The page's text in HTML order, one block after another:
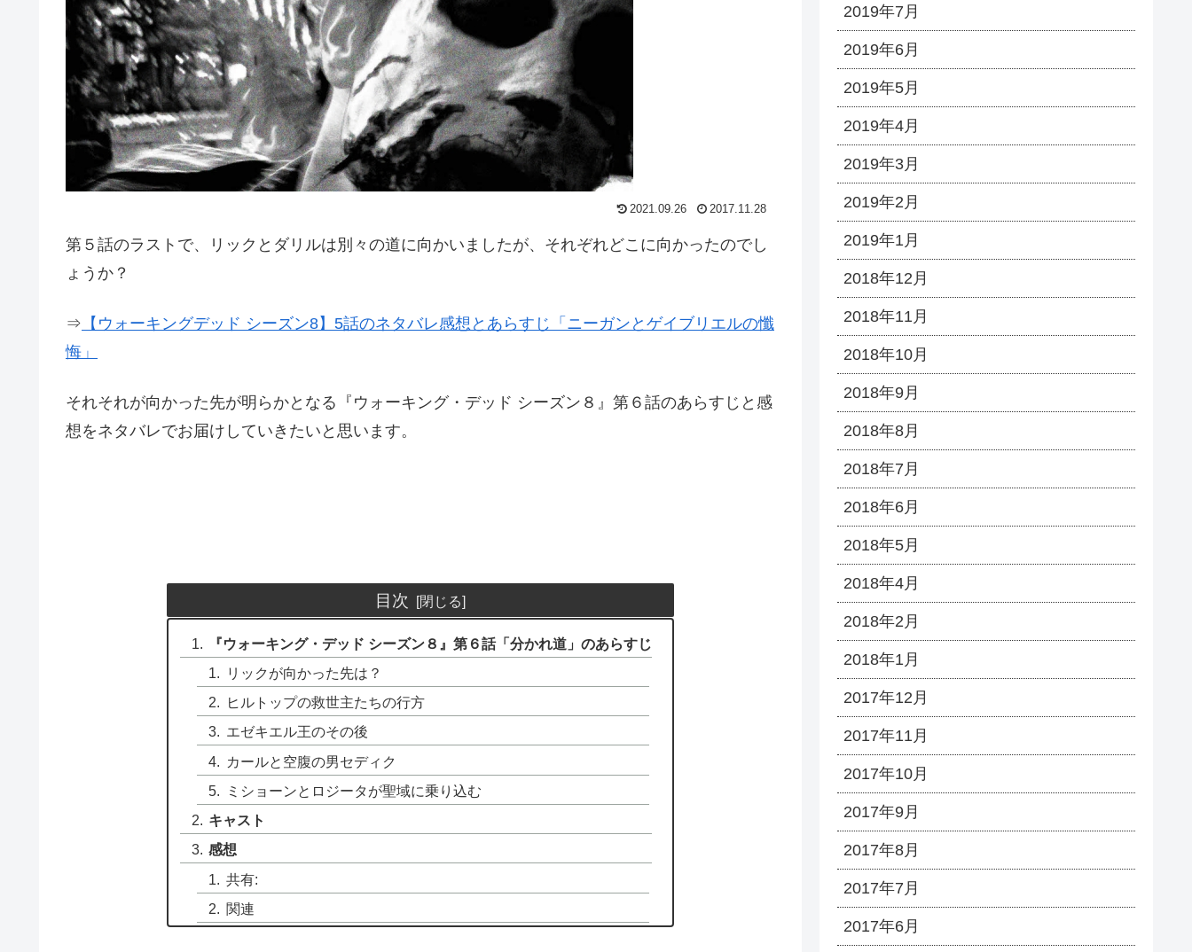
2021.09.26 2017.11.28
第５話のラストで、リックとダリルは別々の道に向かいましたが、それぞれどこに向かったのでし
ょうか？
⇒ 【ウォーキングデッド シーズン8】5話のネタバレ感想とあらすじ「ニーガンとゲイブリエルの懺
悔」
それそれが向かった先が明らかとなる『ウォーキング・デッド シーズン８』第６話のあらすじと感
想をネタバレでお届けしていきたいと思います。
目次
『ウォーキング・デッド シーズン８』第６話「分かれ道」のあらすじ
リックが向かった先は？
ヒルトップの救世主たちの行方
エゼキエル王のその後
カールと空腹の男セディク
ミショーンとロジータが聖域に乗り込む
キャスト
感想
共有:
関連
2019年7月
2019年6月
2019年5月
2019年4月
2019年3月
2019年2月
2019年1月
2018年12月
2018年11月
2018年10月
2018年9月
2018年8月
2018年7月
2018年6月
2018年5月
2018年4月
2018年2月
2018年1月
2017年12月
2017年11月
2017年10月
2017年9月
2017年8月
2017年7月
2017年6月